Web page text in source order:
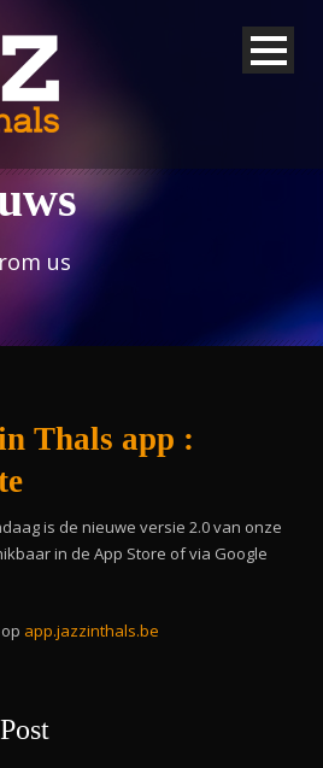
us
Thals app :
is de nieuwe versie 2.0 van onze
in de App Store of via Google
app.jazzinthals.be